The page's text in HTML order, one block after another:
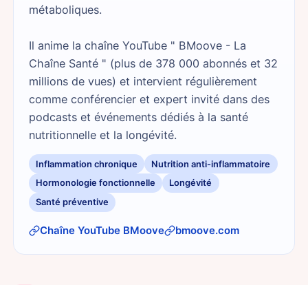
métaboliques.
Il anime la chaîne YouTube " BMoove - La
Chaîne Santé " (plus de 378 000 abonnés et 32
millions de vues) et intervient régulièrement
comme conférencier et expert invité dans des
podcasts et événements dédiés à la santé
nutritionnelle et la longévité.
Inflammation chronique
Nutrition anti-inflammatoire
Hormonologie fonctionnelle
Longévité
Santé préventive
Chaîne YouTube BMoove bmoove.com